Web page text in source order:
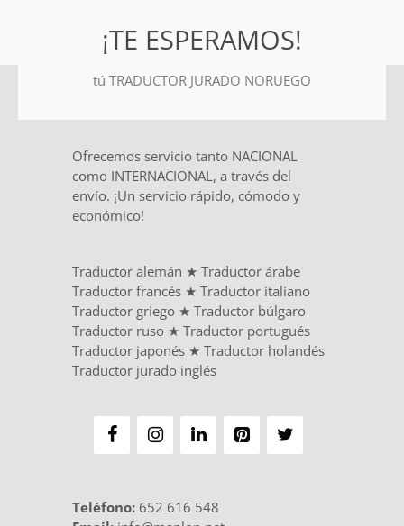
¡TE ESPERAMOS!
tú TRADUCTOR JURADO NORUEGO
Ofrecemos servicio tanto NACIONAL
como INTERNACIONAL, a través del
envío. ¡Un servicio rápido, cómodo y
económico!
Traductor alemán ★ Traductor árabe
Traductor francés ★ Traductor italiano
Traductor griego ★ Traductor búlgaro
Traductor ruso ★ Traductor portugués
Traductor japonés ★ Traductor holandés
Traductor jurado inglés
Teléfono: 652 616 548